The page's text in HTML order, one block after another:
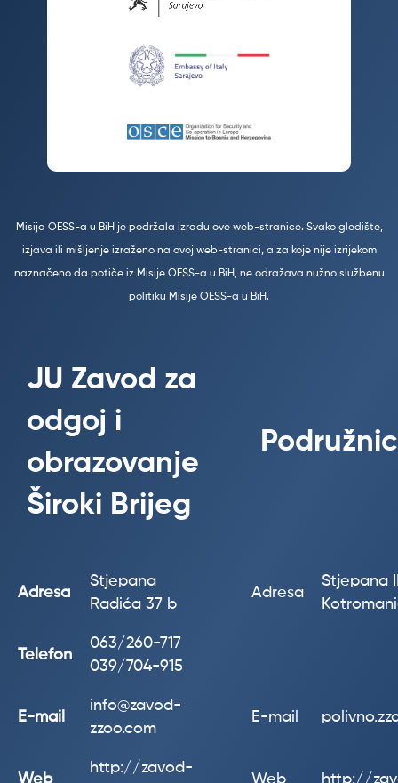
Misija OESS-a u BiH je podržala izradu ove web-stranice. Svako gledište,
izjava ili mišljenje izraženo na ovoj web-stranici, a za koje nije izrijekom
naznačeno da potiče iz Misije OESS-a u BiH, ne odražava nužno službenu
politiku Misije OESS-a u BiH.
JU Zavod za
odgoj i
obrazovanje
Široki Brijeg
Adresa
Stjepana
Radića 37 b
Adresa
Stjepana
Telefon
063/260-717
039/704-915
E-mail
info@zavod-
zzoo.com
E-mail
Web
http://zavod-
Web http://